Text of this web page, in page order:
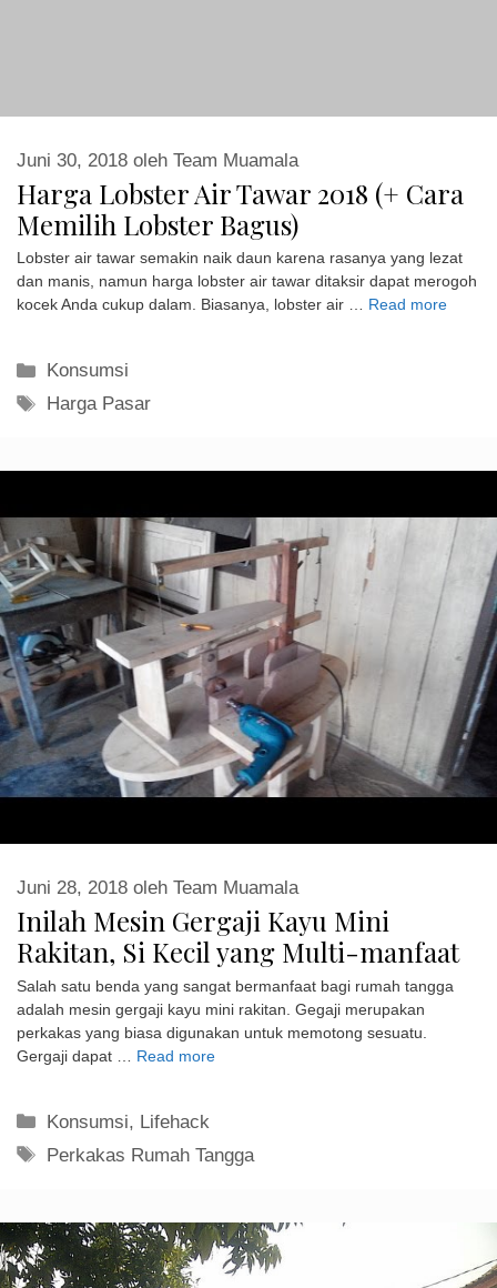
dan manis, namun harga lobster air tawar ditaksir dapat merogoh
kocek Anda cukup dalam. Biasanya, lobster air …
Read more
Tag
Harga Pasar
Inilah Mesin Gergaji Kayu Mini
Juni 28, 2018 olehTeam Muamala
adalah mesin gergaji kayu mini rakitan. Gegaji merupakan
perkakas yang biasa digunakan untuk memotong sesuatu.
Gergaji dapat …Read more
Kategori
Konsumsi, Lifehack
Tag
Perkakas Rumah Tangga